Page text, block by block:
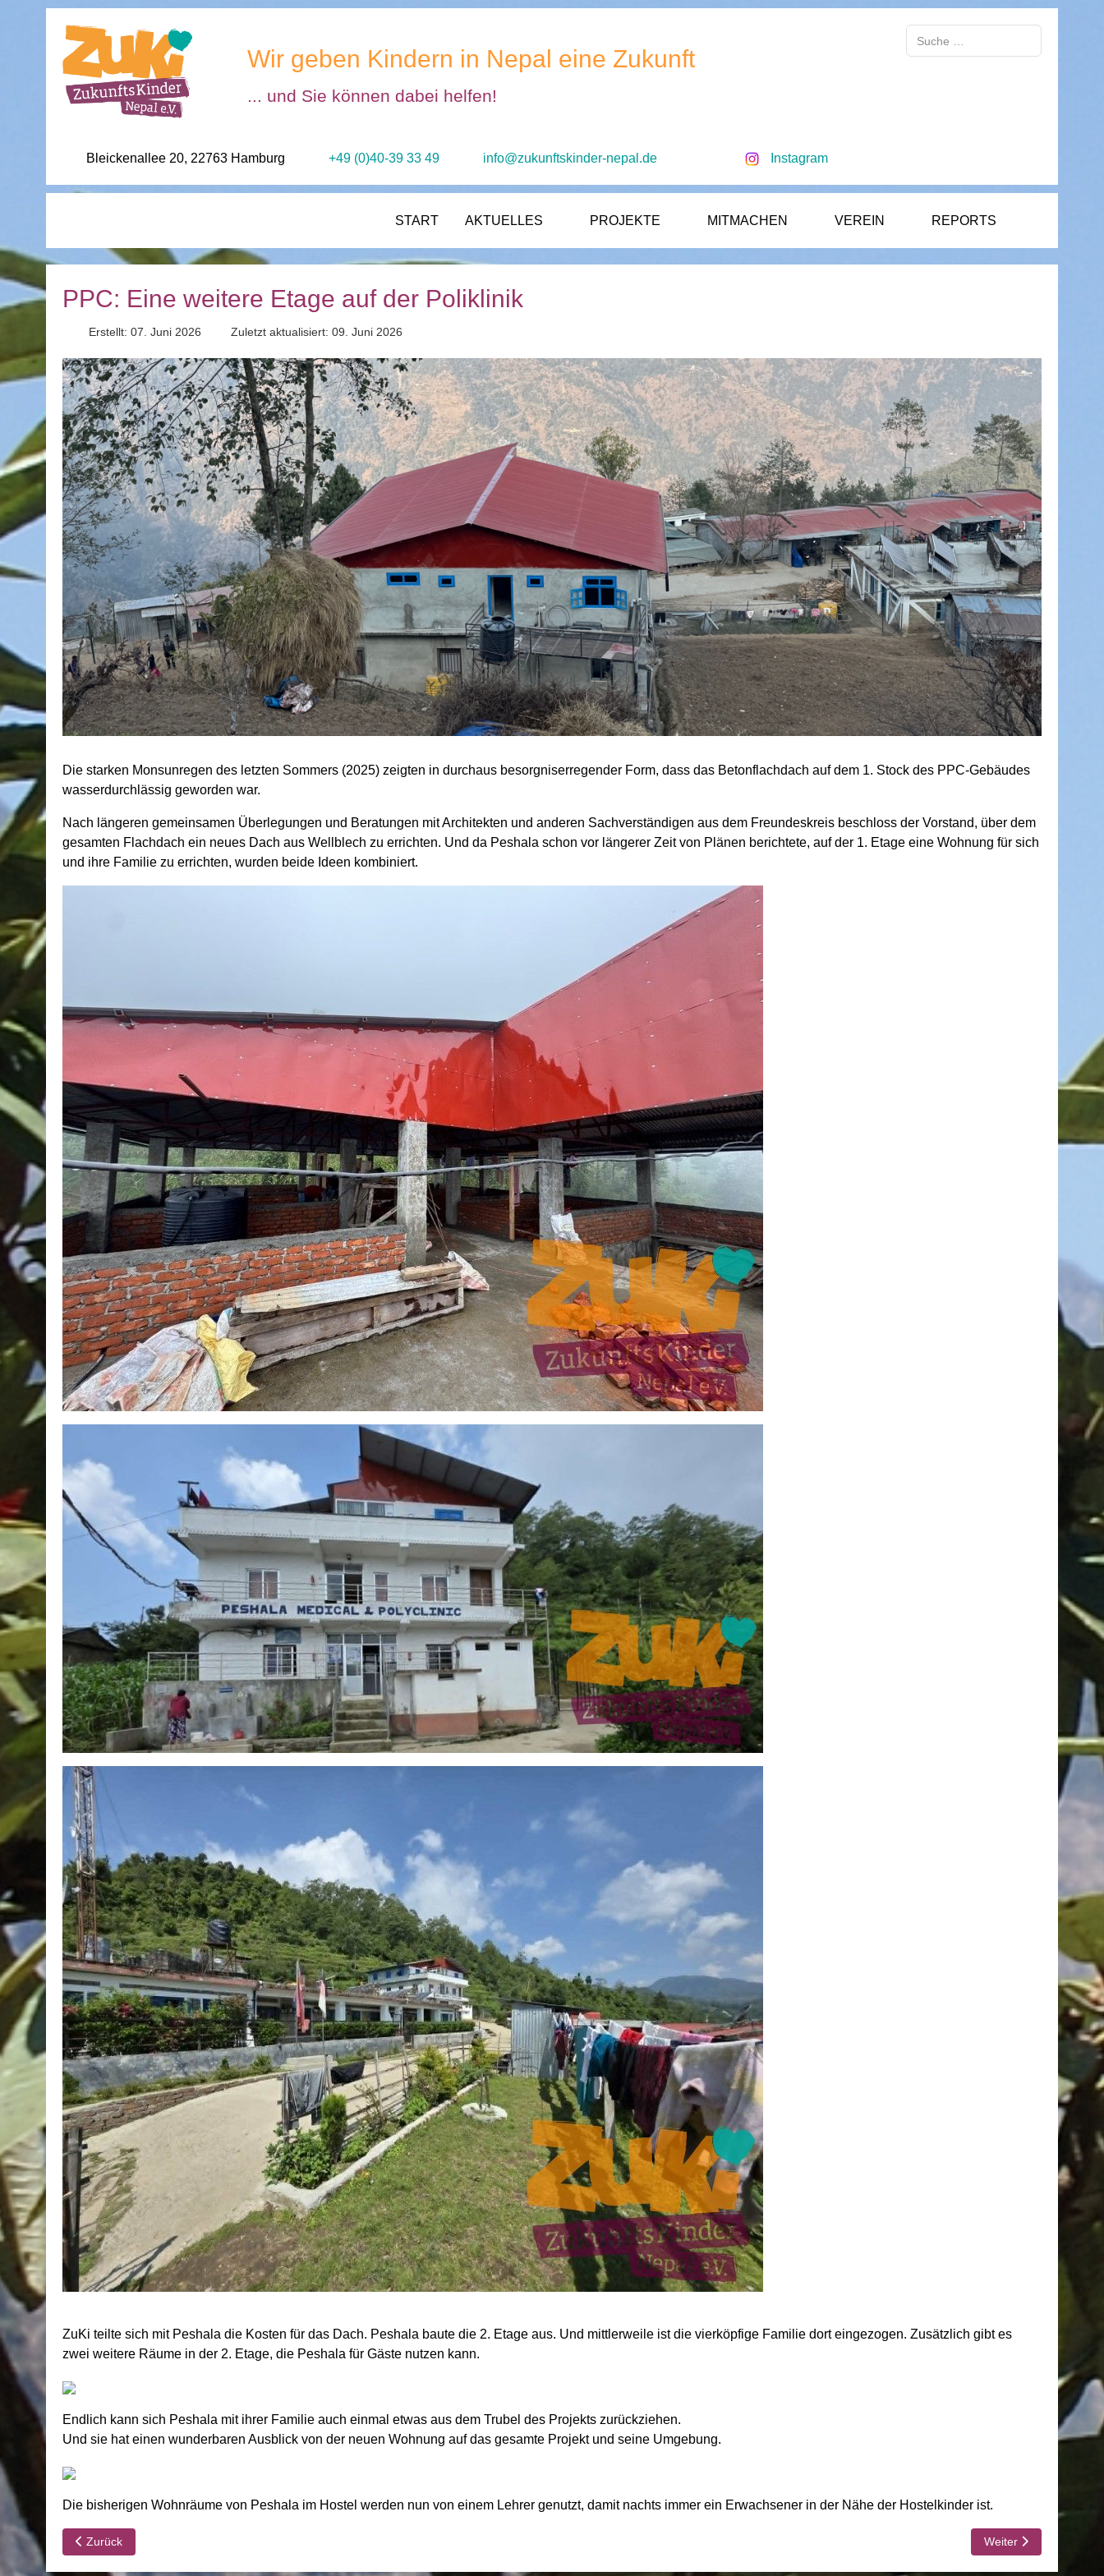
Wir geben Kindern in Nepal eine Zukunft
... und Sie können dabei helfen!
Bleickenallee 20, 22763 Hamburg +49 (0)40-39 33 49 info@zukunftskinder-nepal.de Instagram
START AKTUELLES PROJEKTE MITMACHEN VEREIN REPORTS
PPC: Eine weitere Etage auf der Poliklinik
Erstellt: 07. Juni 2026 Zuletzt aktualisiert: 09. Juni 2026
Die starken Monsunregen des letzten Sommers (2025) zeigten in durchaus besorgniserregender Form, dass das Betonflachdach auf dem 1. Stock des PPC-Gebäudes
wasserdurchlässig geworden war.
Nach längeren gemeinsamen Überlegungen und Beratungen mit Architekten und anderen Sachverständigen aus dem Freundeskreis beschloss der Vorstand, über dem
gesamten Flachdach ein neues Dach aus Wellblech zu errichten. Und da Peshala schon vor längerer Zeit von Plänen berichtete, auf der 1. Etage eine Wohnung für sich
und ihre Familie zu errichten, wurden beide Ideen kombiniert.
ZuKi teilte sich mit Peshala die Kosten für das Dach. Peshala baute die 2. Etage aus. Und mittlerweile ist die vierköpfige Familie dort eingezogen. Zusätzlich gibt es
zwei weitere Räume in der 2. Etage, die Peshala für Gäste nutzen kann.
Endlich kann sich Peshala mit ihrer Familie auch einmal etwas aus dem Trubel des Projekts zurückziehen.
Und sie hat einen wunderbaren Ausblick von der neuen Wohnung auf das gesamte Projekt und seine Umgebung.
Die bisherigen Wohnräume von Peshala im Hostel werden nun von einem Lehrer genutzt, damit nachts immer ein Erwachsener in der Nähe der Hostelkinder ist.
Vorheriger Beitrag: CDS: Wettbewerbsfreitag am 12.06.2026
Zurück Nächster Beitrag:
Weiter